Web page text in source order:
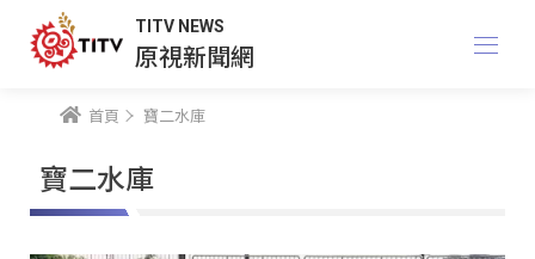
TITV NEWS
原視新聞網
首頁 寶二水庫
寶二水庫